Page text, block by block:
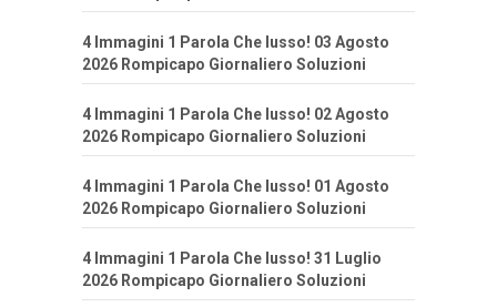
4 Immagini 1 Parola Che lusso! 03 Agosto
2026 Rompicapo Giornaliero Soluzioni
4 Immagini 1 Parola Che lusso! 02 Agosto
2026 Rompicapo Giornaliero Soluzioni
4 Immagini 1 Parola Che lusso! 01 Agosto
2026 Rompicapo Giornaliero Soluzioni
4 Immagini 1 Parola Che lusso! 31 Luglio
2026 Rompicapo Giornaliero Soluzioni